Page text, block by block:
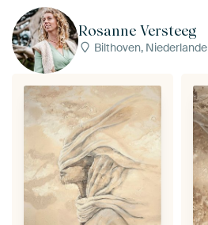
Rosanne Versteeg
Bilthoven, Niederlande